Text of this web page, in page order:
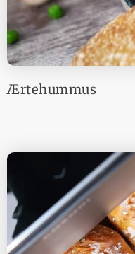
Ærtehummus